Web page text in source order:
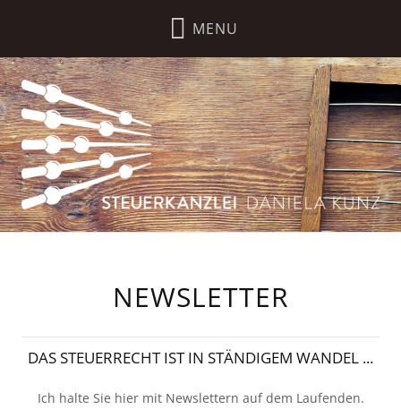
NEWSLETTER
DAS STEUERRECHT IST IN STÄNDIGEM WANDEL ...
Ich halte Sie hier mit Newslettern auf dem Laufenden.